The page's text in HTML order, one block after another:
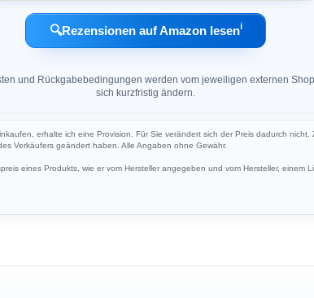
🔍Rezensionen auf Amazon lesenℹ︎
und Rückgabebedingungen werden vom jeweiligen externen
sich kurzfristig ändern.
erhalte ich eine Provision. Für Sie verändert sich der Preis dadurch
Verkäufers geändert haben. Alle Angaben ohne Gewähr.
eines Produkts, wie er vom Hersteller angegeben und vom Hersteller, einem